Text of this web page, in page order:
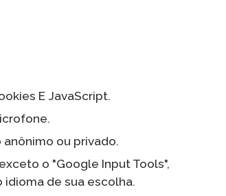
E JavaScript.
ou privado.
o "Google Input Tools",
de sua escolha.